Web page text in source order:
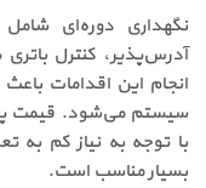
نگهداری دوره‌ای
آدرس‌پذیر، کنترل
انجام این اقدامات
با توجه به نیاز کم به
بسیار مناسب است.